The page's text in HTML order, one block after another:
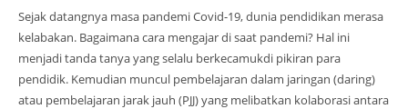
Sejak datangnya masa pandemi Covid-19, dunia pendidikan merasa
kelabakan. Bagaimana cara mengajar di saat pandemi? Hal ini
menjadi tanda tanya yang selalu berkecamukdi pikiran para
pendidik. Kemudian muncul pembelajaran dalam jaringan (daring)
atau pembelajaran jarak jauh (PJJ) yang melibatkan kolaborasi antara